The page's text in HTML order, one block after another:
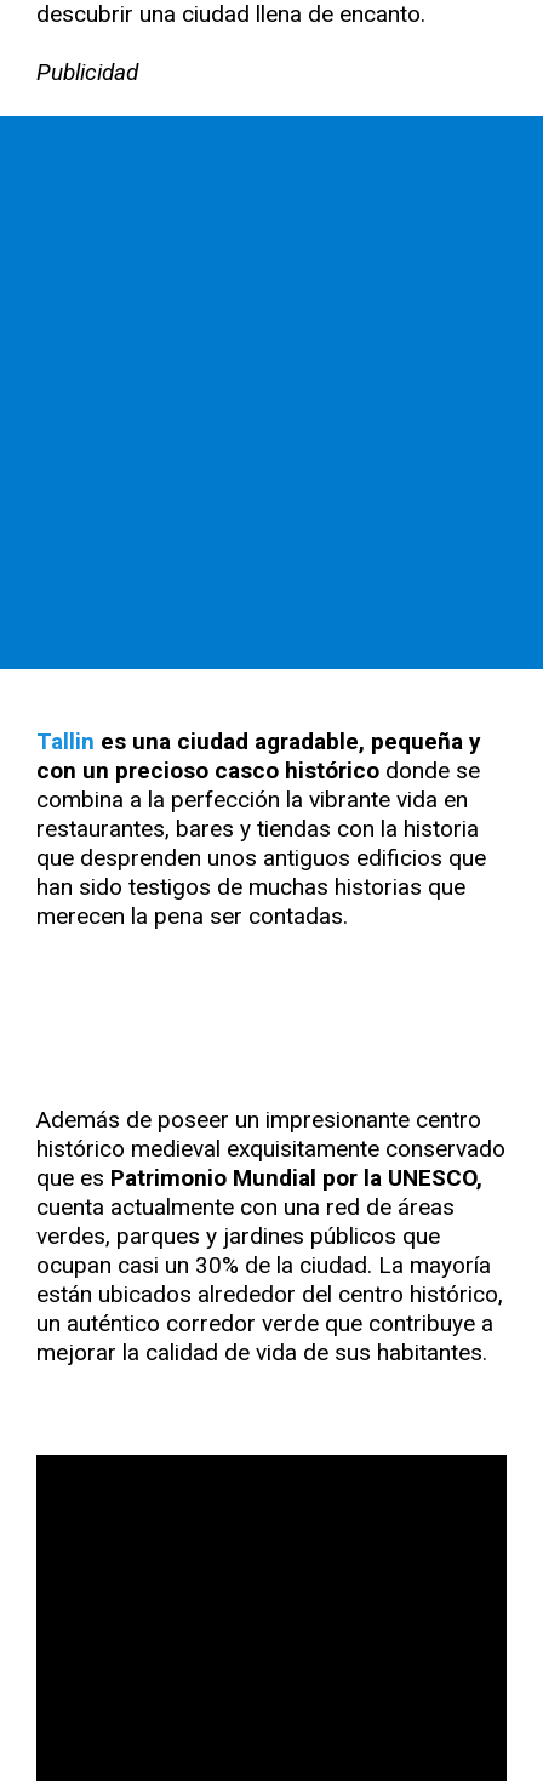
descubrir una ciudad llena de encanto.
Publicidad
Tallin es una ciudad agradable, pequeña y
con un precioso casco histórico donde se
combina a la perfección la vibrante vida en
restaurantes, bares y tiendas con la historia
que desprenden unos antiguos edificios que
han sido testigos de muchas historias que
merecen la pena ser contadas.
Además de poseer un impresionante centro
histórico medieval exquisitamente conservado
que es Patrimonio Mundial por la UNESCO,
cuenta actualmente con una red de áreas
verdes, parques y jardines públicos que
ocupan casi un 30% de la ciudad. La mayoría
están ubicados alrededor del centro histórico,
un auténtico corredor verde que contribuye a
mejorar la calidad de vida de sus habitantes.